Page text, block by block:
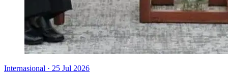
Internasional · 25 Jul 2026